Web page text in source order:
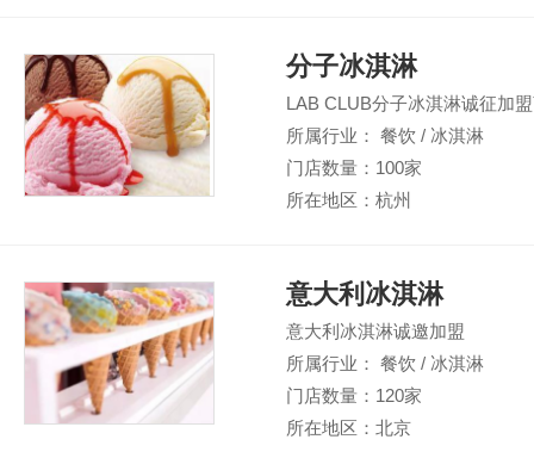
分子冰淇淋
LAB CLUB分子冰淇淋诚征加
所属行业： 餐饮 / 冰淇淋
门店数量：100家
所在地区：杭州
意大利冰淇淋
意大利冰淇淋诚邀加盟
所属行业： 餐饮 / 冰淇淋
门店数量：120家
所在地区：北京